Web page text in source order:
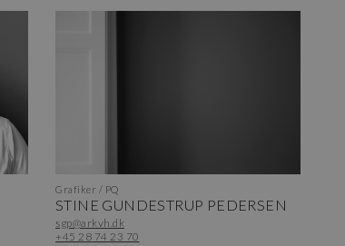
Grafiker / PQ
STINE GUNDESTRUP PEDERSEN
sgp@arkvh.dk
+45 28 74 23 70